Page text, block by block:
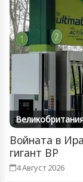
Войната в
гигант BP
4 Август 2026